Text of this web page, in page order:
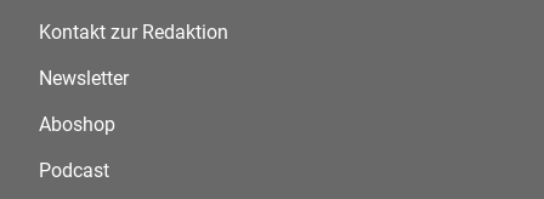
Kontakt zur Redaktion
Newsletter
Aboshop
Podcast